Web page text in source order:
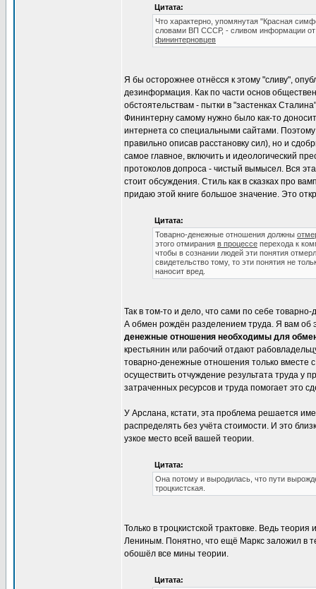
Цитата:
Что характерно, упомянутая "Красная
словами ВП СССР, - сливом информации
фининтерновцев
Я бы осторожнее отнёсся к этому "сливу",
дезинформация. Как по части основ
обстоятельствам - пытки в "застенках
Фининтерну самому нужно было как-то
интернета со специальными сайтами.
правильно описав расстановку сил), но и
самое главное, включить и идеологический
протоколов допроса - чистый вымысел. Вся
стоит обсуждения. Стиль как в сказках про
придаю этой книге большое значение. Это
Цитата:
Товарно-денежные отношения должны
этого отмирания в процессе перехода к
чтобы в сознании людей эти понятия
свидетельство тому, то эти понятия не
наносит вред.
Так в том-то и дело, что сами по себе
А обмен рождён разделением труда. Я вам об
денежные отношения необходимы для
крестьянин или рабочий отдают
товарно-денежные отношения только вместе
осуществить отчуждение результата труда у
затраченных ресурсов и труда помогает это
У Арслана, кстати, эта проблема решается
распределять без учёта стоимости. И это
узкое место всей вашей теории.
Цитата:
Она потому и выродилась, что пути
троцкистская.
Только в троцкистской трактовке. Ведь
Лениным. Понятно, что ещё Маркс заложил в
обошёл все мины теории.
Цитата: